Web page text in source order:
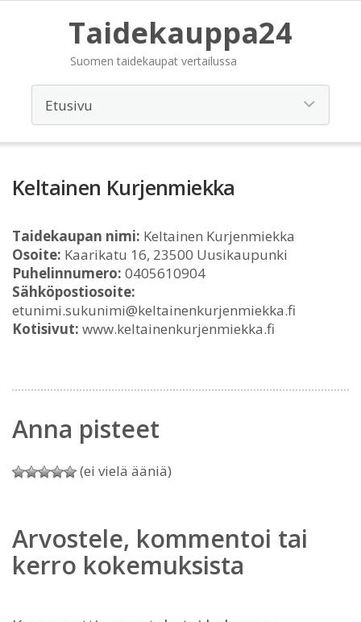
Taidekauppa24
Suomen taidekaupat vertailussa
Keltainen Kurjenmiekka
Taidekaupan nimi: Keltainen Kurjenmiekka
Osoite: Kaarikatu 16, 23500 Uusikaupunki
Puhelinnumero: 0405610904
Sähköpostiosoite:
etunimi.sukunimi@keltainenkurjenmiekka.fi
Kotisivut: www.keltainenkurjenmiekka.fi
Anna pisteet
(ei vielä ääniä)
Arvostele, kommentoi tai
kerro kokemuksista